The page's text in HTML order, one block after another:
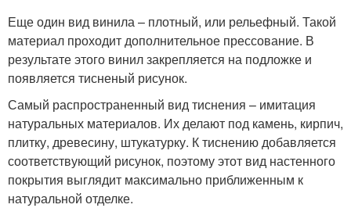
Еще один вид винила – плотный, или рельефный. Такой
материал проходит дополнительное прессование. В
результате этого винил закрепляется на подложке и
появляется тисненый рисунок.
Самый распространенный вид тиснения – имитация
натуральных материалов. Их делают под камень, кирпич,
плитку, древесину, штукатурку. К тиснению добавляется
соответствующий рисунок, поэтому этот вид настенного
покрытия выглядит максимально приближенным к
натуральной отделке.